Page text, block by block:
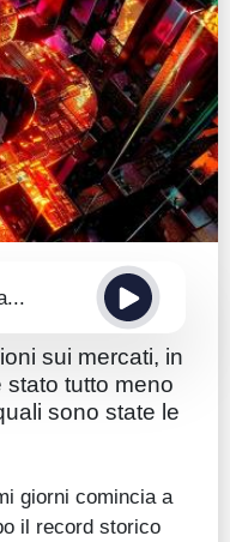
sui mercati, in
stato tutto meno
sono state le
giorni comincia a
il record storico